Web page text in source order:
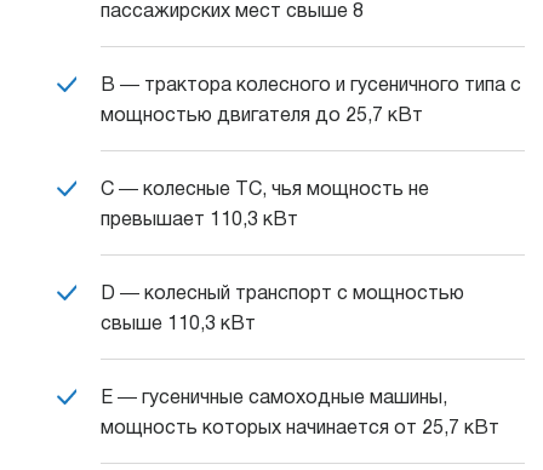
пассажирских мест свыше 8
В ― трактора колесного и гусеничного типа с
мощностью двигателя до 25,7 кВт
С ― колесные ТС, чья мощность не
превышает 110,3 кВт
D ― колесный транспорт с мощностью
свыше 110,3 кВт
E ― гусеничные самоходные машины,
мощность которых начинается от 25,7 кВт